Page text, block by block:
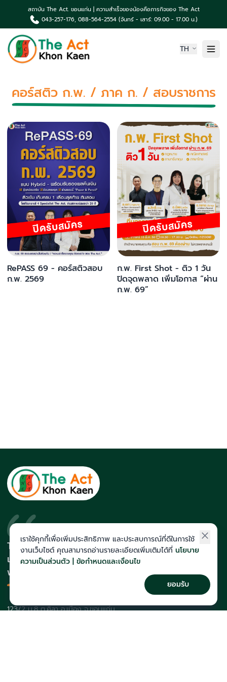
สถาบัน The Act. ขอนแก่น | ความสำเร็จของน้องคือภารกิจของ The Act
043-257-176, 088-564-2554 (จันทร์ - เสาร์: 09.00 - 17.00 น.)
TH
เกี่ยวกับเรา
ผลงานน้องค่าย The Act
TCAS News & กิจกรรม
ติดต่อเรา
คอร์สติว ก.พ. / ภาค ก. / สอบราชการ
RePASS 69 - คอร์สติวสอบ
ก.พ. 2569
ก.พ. First Shot - ติว 1 วัน
ปิดจุดพลาด เพิ่มโอกาส “ผ่าน
ก.พ. 69”
The Act สถาบันที่นักเรียนติดโควตา
และสายแพทย์มากที่สุดในภาคอีสาน
พร้อมทีมคณาจารย์เก็งข้อสอบแม่น
123/2 ม.8 ต.ศิลา อ.เมือง จ.ขอนแก่น
เราใช้คุกกี้เพื่อเพิ่มประสิทธิภาพ และประสบการณ์ที่ดีในการใช้
งานเว็บไซต์ คุณสามารถอ่านรายละเอียดเพิ่มเติมได้ที่ นโยบาย
ความเป็นส่วนตัว | ข้อกำหนดและเงื่อนไข
ยอมรับ